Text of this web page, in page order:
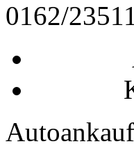
0162/
Autoankauf